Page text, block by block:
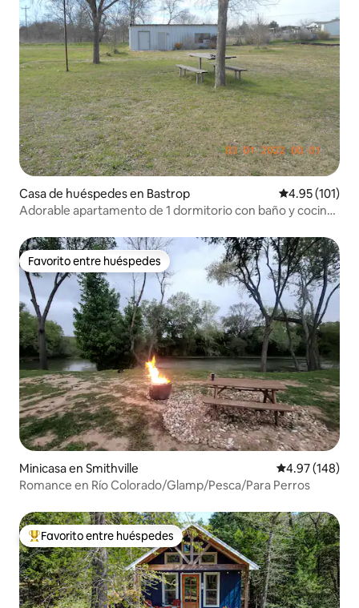
Casa de huéspedes en Bastrop Calificación
4.95 (101)
Adorable apartamento de 1 dormitorio con baño y cocina
Favorito entre huéspedes
Favorito entre huéspedes
Minicasa en Smithville Calificación
4.97 (148)
Romance en Río Colorado/Glamp/Pesca/Para Perros
Favorito entre huéspedes preferido
Favorito entre huéspedes